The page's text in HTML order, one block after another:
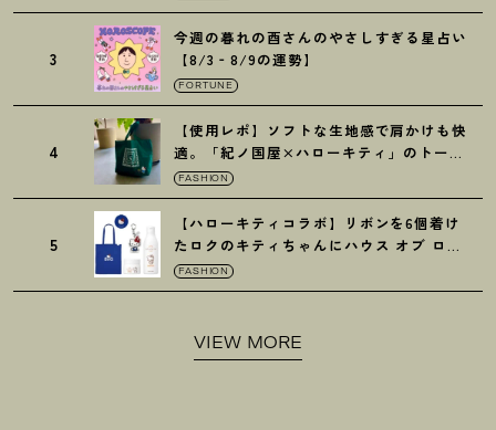
3
今週の暮れの酉さんのやさしすぎる星占い
【8/3‐8/9の運勢】
FORTUNE
4
【使用レポ】ソフトな生地感で肩かけも快
適。「紀ノ国屋×ハローキティ」のトート
がガシガシ使えて最高です
FASHION
5
【ハローキティコラボ】リボンを6個着け
たロクのキティちゃんにハウス オブ ロー
ゼの限定パケも
FASHION
VIEW MORE